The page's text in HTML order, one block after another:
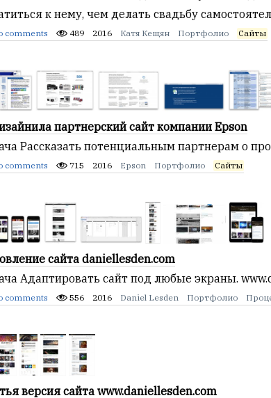
к нему, чем делать свадьбу
comments 489 2016 Катя Кещян Портфолио Сайты
партнерский сайт компании Epson
Рассказать потенциальным партнерам о
comments 715 2016 Epson Портфолио Сайты
сайта daniellesden.com
Адаптировать сайт под любые экраны.
comments 556 2016 Daniel Lesden Портфолио
версия сайта www.daniellesden.com